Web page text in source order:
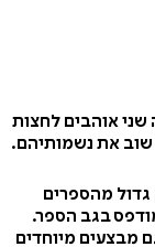
אוהבים לחצות
את נשמותיהם.
גדול מהספרים
בגב הספר.
מבצעים מיוחדים